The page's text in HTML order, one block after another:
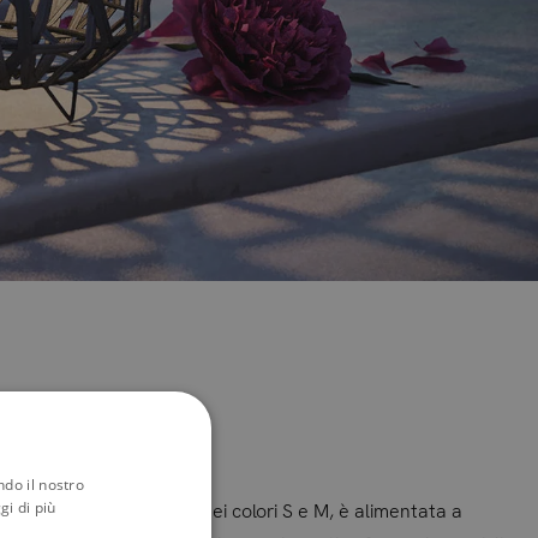
a LED Lucando, nei colori S e M, è alimentata a
il nostro
di più